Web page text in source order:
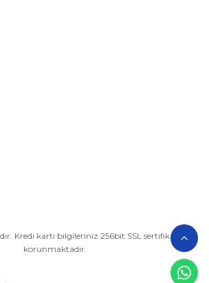
Kredi kartı bilgileriniz 256bit SSL sertifikası ile
korunmaktadır.